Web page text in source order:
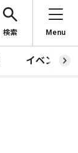
検索 Menu
イベント